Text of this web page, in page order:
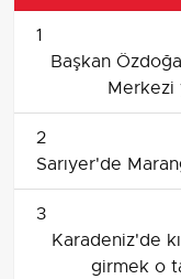
1
Başkan
Merkezi
2
Sarıyer'de
3
Karadeniz'de
girmek o